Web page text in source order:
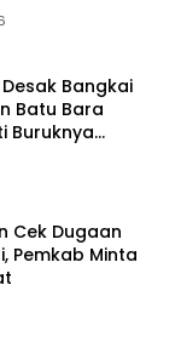
Bangkai
Batu Bara
Buruknya
Cek Dugaan
Pemkab Minta